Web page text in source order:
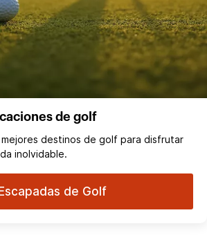
de golf
destinos de golf para disfrutar
inolvidable.
de Golf